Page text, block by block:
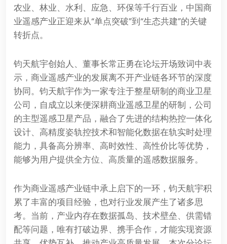
农业、林业、水利、应急、环保等千行百业，中国商
业遥感产业正迎来从“单点突破”到“生态共建”的关键
转折点。
钧天航宇创始人、董事长常正勇在论坛开场致词中表
示，商业遥感产业的发展离不开产业链各环节的深度
协同。钧天航宇作为一家专注于整星研制的商业卫星
公司，自成立以来便深耕商业遥感卫星的研制，公司
的主型遥感卫星产品，融合了先进的结构热控一体化
设计、高精度姿轨控技术和智能化数据在轨实时处理
能力，具备高分辨率、高时效性、高性价比等优势，
能够为用户提供全方位、高质量的遥感数据服务。
作为商业遥感产业链中承上启下的一环，钧天航宇积
累了丰富的项目经验，也对行业发展产生了诸多思
考。当前，产业内存在数据孤岛、技术壁垒、供需错
配等问题，唯有打破边界、携手合作，才能实现资源